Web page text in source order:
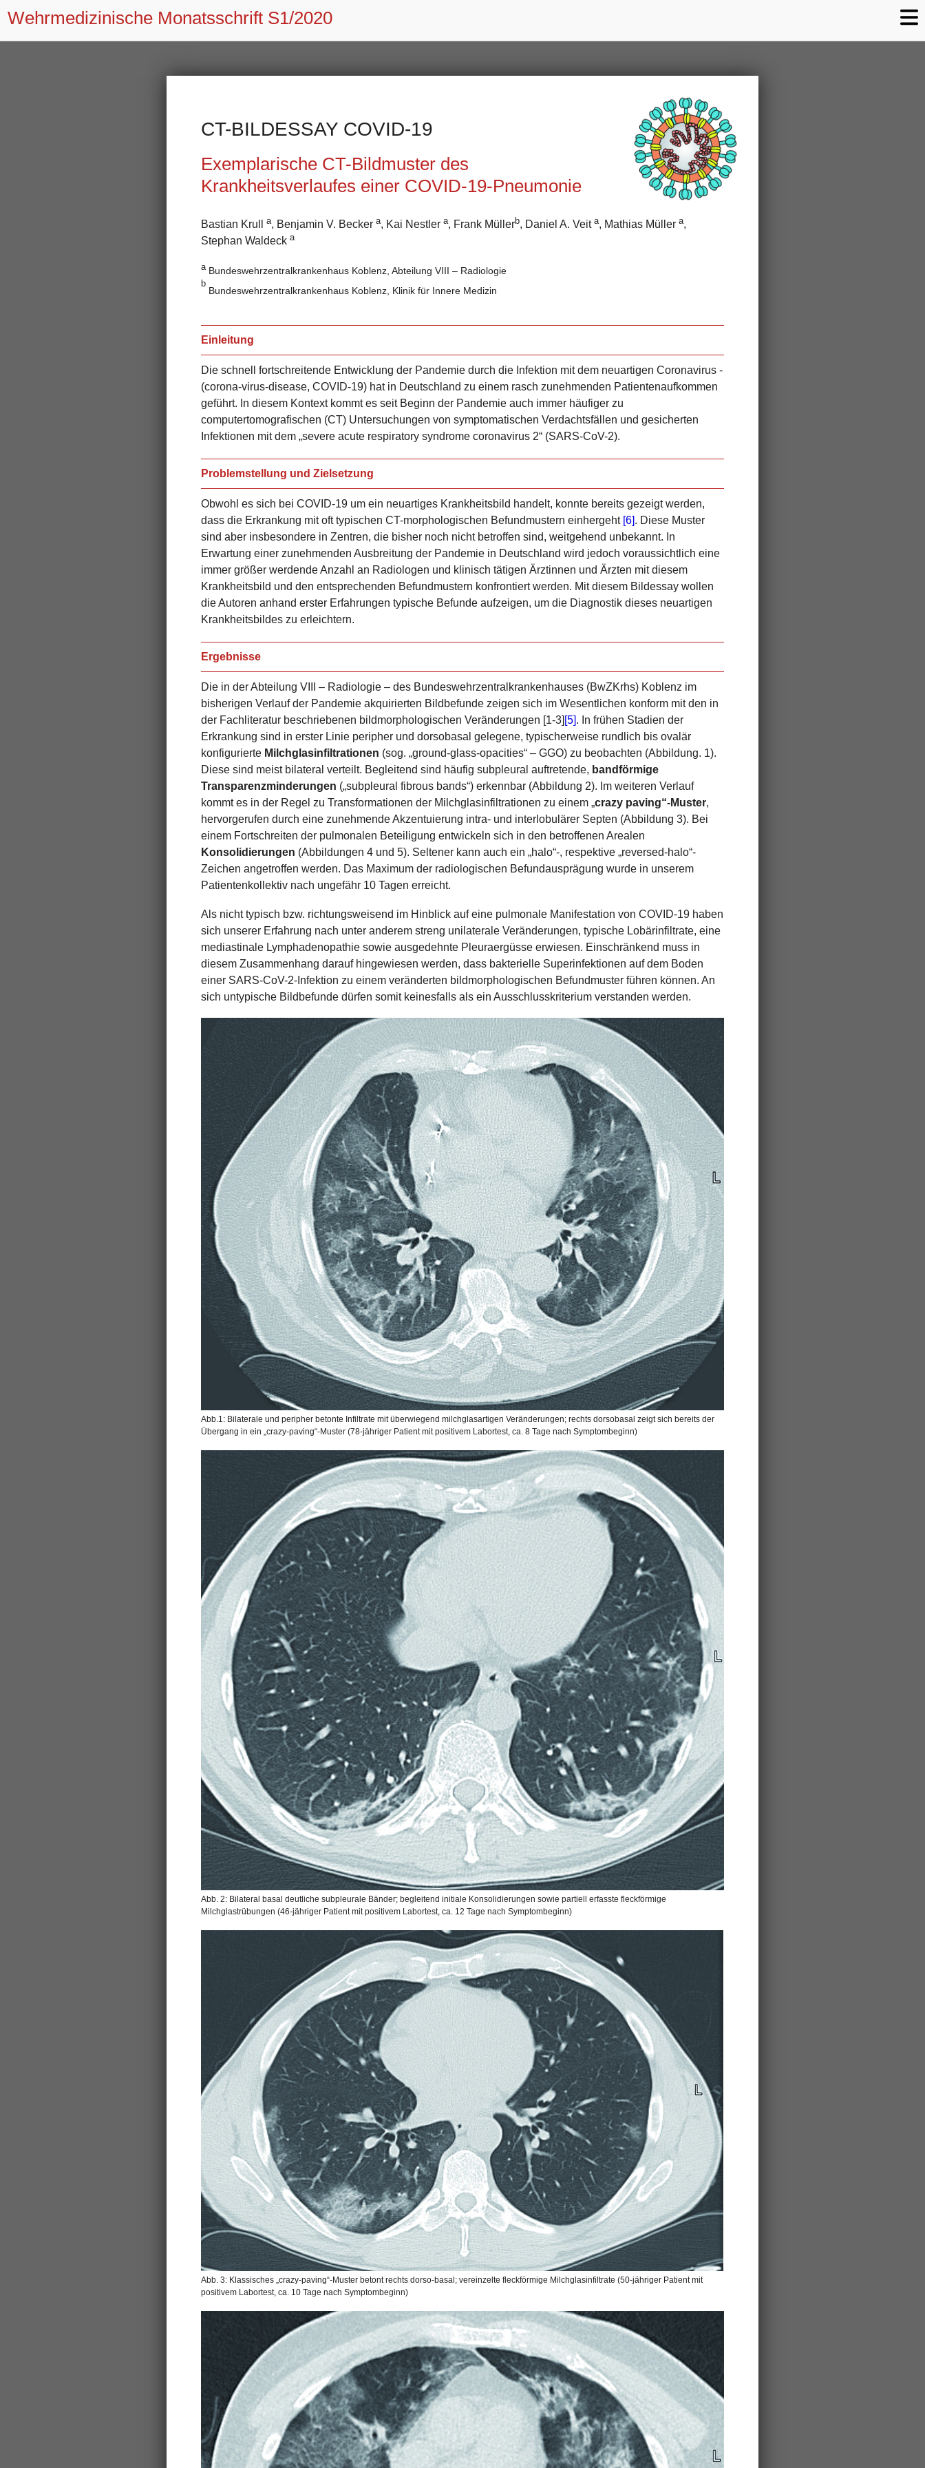
Wehrmedizinische Monatsschrift S1/2020
CT-BILDESSAY COVID-19
Exemplarische CT-Bildmuster des
Krankheitsverlaufes einer COVID-19-Pneumonie
Bastian Krull a, Benjamin V. Becker a, Kai Nestler a, Frank Müllerb, Daniel A. Veita, Mathias Müller a,
Stephan Waldeck a
aBundeswehrzentralkrankenhaus Koblenz, Abteilung VIII – Radiologie
b
Bundeswehrzentralkrankenhaus Koblenz, Klinik für Innere Medizin
Einleitung
Die schnell fortschreitende Entwicklung der Pandemie durch die Infektion mit dem neuartigen Coronavirus ­
(corona-virus-disease, COVID-19) hat in Deutschland zu einem rasch zunehmenden Patientenaufkommen
geführt. In diesem Kontext kommt es seit Beginn der Pandemie auch immer häufiger zu
computertomografischen (CT) Untersuchungen von symptomatischen Verdachtsfällen und gesicherten
Infektionen mit dem „severe acute respiratory syndrome coronavirus 2“ (SARS-CoV-2).
Problemstellung und Zielsetzung
Obwohl es sich bei COVID-19 um ein neuartiges Krankheitsbild handelt, konnte bereits gezeigt werden,
dass die Erkrankung mit oft typischen CT-morphologischen Befundmustern einhergeht [6]. Diese Muster
sind aber insbesondere in Zentren, die bisher noch nicht betroffen sind, weitgehend unbekannt. In
Erwartung einer zunehmenden Ausbreitung der Pandemie in Deutschland wird jedoch voraussichtlich eine
immer größer werdende Anzahl an Radiologen und klinisch tätigen Ärztinnen und Ärzten mit diesem
Krankheitsbild und den entsprechenden Befundmustern konfrontiert werden. Mit diesem Bildessay wollen
die Autoren anhand erster Erfahrungen typische Befunde aufzeigen, um die Diagnostik dieses neuartigen
Krankheitsbildes zu erleichtern.
Ergebnisse
Die in der Abteilung VIII – Radiologie – des Bundeswehrzentralkrankenhauses (BwZKrhs) Koblenz im
bisherigen Verlauf der Pandemie akquirierten Bildbefunde zeigen sich im Wesentlichen konform mit den in
der Fachliteratur beschriebenen bildmorphologischen Veränderungen [1-3] [5]. In frühen Stadien der
Erkrankung sind in erster Linie peripher und dorsobasal gelegene, typischerweise rundlich bis ovalär
konfigurierte Milchglasinfiltrationen (sog. „ground-glass-opacities“ – GGO) zu beobachten (Abbildung. 1).
Diese sind meist bilateral verteilt. Begleitend sind häufig subpleural auftretende, bandförmige
Transparenzminderungen („subpleural fibrous bands“) erkennbar (Abbildung 2). Im weiteren Verlauf
kommt es in der Regel zu Transformationen der Milchglasinfiltrationen zu einem „crazy paving“-Muster,
hervorgerufen durch eine zunehmende Akzentuierung intra- und interlobulärer Septen (Abbildung 3). Bei
einem Fortschreiten der pulmonalen Beteiligung entwickeln sich in den betroffenen Arealen
Konsolidierungen (Abbildungen 4 und 5). Seltener kann auch ein „halo“-, respektive „reversed-halo“-
Zeichen angetroffen werden. Das Maximum der radiologischen Befundausprägung wurde in unserem
Patientenkollektiv nach ungefähr 10 Tagen erreicht.
Als nicht typisch bzw. richtungsweisend im Hinblick auf eine pulmonale Manifestation von COVID-19 haben
sich unserer Erfahrung nach unter anderem streng unilaterale Veränderungen, typische Lobärinfiltrate, eine
mediastinale Lymphadenopathie sowie ausgedehnte Pleuraergüsse erwiesen. Einschränkend muss in
diesem Zusammenhang darauf hingewiesen werden, dass bakterielle Superinfektionen auf dem Boden
einer SARS-CoV-­2-Infektion zu einem veränderten bildmorphologischen Befundmuster führen können. An
sich untypische Bildbefunde dürfen somit keinesfalls als ein Ausschlusskriterium verstanden werden.
Abb.1: Bilaterale und peripher betonte Infiltrate mit überwiegend milchglasartigen Veränderungen; rechts dorsobasal zeigt sich bereits der
Übergang in ein „crazy-paving“-Muster (78-jähriger Patient mit positivem Labortest, ca. 8 Tage nach Symptombeginn)
Abb. 2: Bilateral basal deutliche subpleurale Bänder; begleitend initiale Konsolidierungen sowie partiell erfasste fleckförmige
Milchglastrübungen (46-jähriger Patient mit positivem Labortest, ca. 12 Tage nach Symptombeginn)
Abb. 3: Klassisches „crazy-paving“-Muster betont rechts dorso-basal; vereinzelte fleckförmige Milchglasinfiltrate (50-jähriger Patient mit
positivem Labortest, ca. 10 Tage nach Symptombeginn)